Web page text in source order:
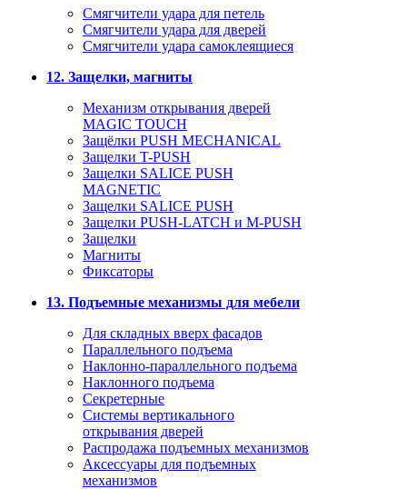
Смягчители удара для петель
Смягчители удара для дверей
Cмягчители удара самоклеящиеся
12. Защелки, магниты
Механизм открывания дверей
MAGIC TOUCH
Защёлки PUSH MECHANICAL
Защелки T-PUSH
Защелки SALICE PUSH
MAGNETIC
Защелки SALICE PUSH
Защелки PUSH-LATCH и M-PUSH
Защелки
Магниты
Фиксаторы
13. Подъемные механизмы для мебели
Для складных вверх фасадов
Параллельного подъема
Наклонно-параллельного подъема
Наклонного подъема
Секретерные
Системы вертикального
открывания дверей
Распродажа подъемных механизмов
Аксессуары для подъемных
механизмов